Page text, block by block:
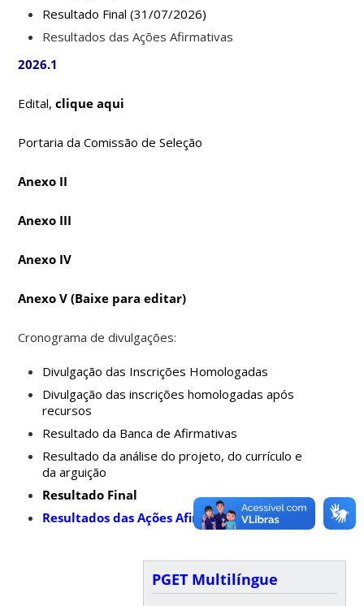
Resultado Final (31/07/2026)
Resultados das Ações Afirmativas
2026.1
Edital,clique aqui
Portaria da Comissão de Seleção
Anexo II
Anexo III
Anexo IV
Anexo V(Baixe para editar)
Cronograma de divulgações:
Divulgação das Inscrições Homologadas
Divulgação das inscrições homologadas após
recursos
Resultado da Banca de Afirmativas
Resultado da análise do projeto, do currículo e
da arguição
Resultado Final
Resultados das Ações Afirmativas
PGET Multilíngue